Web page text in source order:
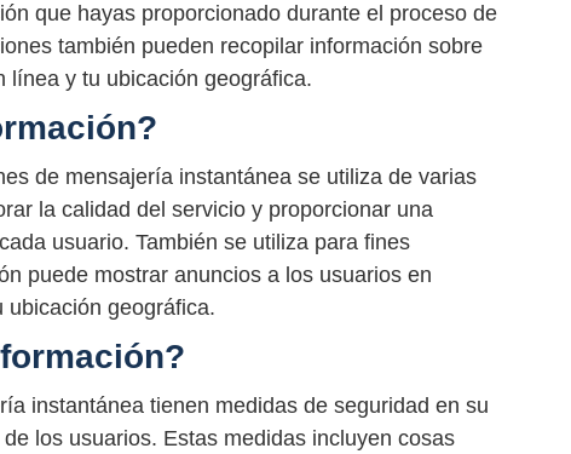
que hayas proporcionado durante el proceso de
también pueden recopilar información sobre
línea y tu ubicación geográfica.
de mensajería instantánea se utiliza de varias
la calidad del servicio y proporcionar una
usuario. También se utiliza para fines
puede mostrar anuncios a los usuarios en
geográfica.
instantánea tienen medidas de seguridad en su
los usuarios. Estas medidas incluyen cosas